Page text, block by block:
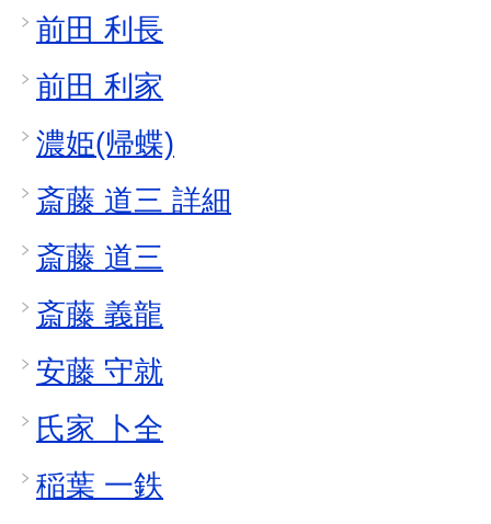
前田 利長
前田 利家
濃姫(帰蝶)
斎藤 道三 詳細
斎藤 道三
斎藤 義龍
安藤 守就
氏家 卜全
稲葉 一鉄